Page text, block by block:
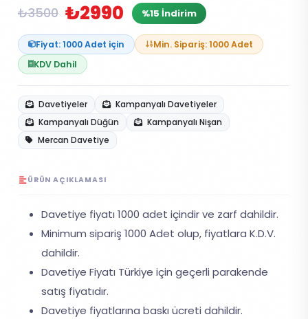
₺3500 ₺2990 %15 İndirim
Fiyat: 1000 Adet için
Min. Sipariş: 1000 Adet
KDV Dahil
Davetiyeler
Kampanyalı Davetiyeler
Kampanyalı Düğün
Kampanyalı Nişan
Mercan Davetiye
ÜRÜN AÇIKLAMASI
Davetiye fiyatı 1000 adet içindir ve zarf dahildir.
Minimum sipariş 1000 Adet olup, fiyatlara K.D.V.
dahildir.
Davetiye Fiyatı Türkiye için geçerli parakende
satış fiyatıdır.
Davetiye fiyatlarına baskı ücreti dahildir.